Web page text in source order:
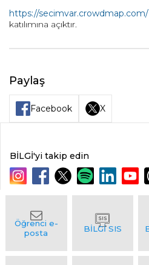
https://secimvar.crowdmap.com/
katılımına açıktır.
Paylaş
Facebook X
BİLGİ'yi takip edin